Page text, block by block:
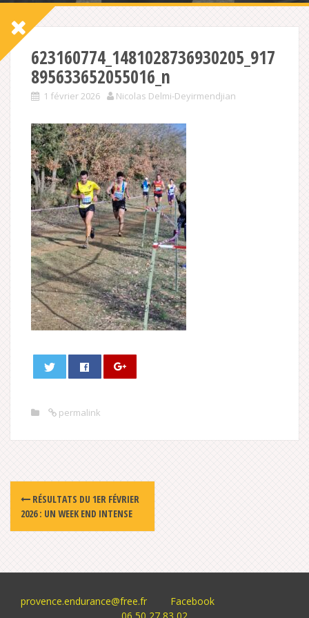
623160774_1481028736930205_917
895633652055016_n
1 février 2026 Nicolas Delmi-Deyirmendjian
permalink
Post
navigation
RÉSULTATS DU 1ER FÉVRIER
2026 : UN WEEK END INTENSE
provence.endurance@free.fr
Facebook